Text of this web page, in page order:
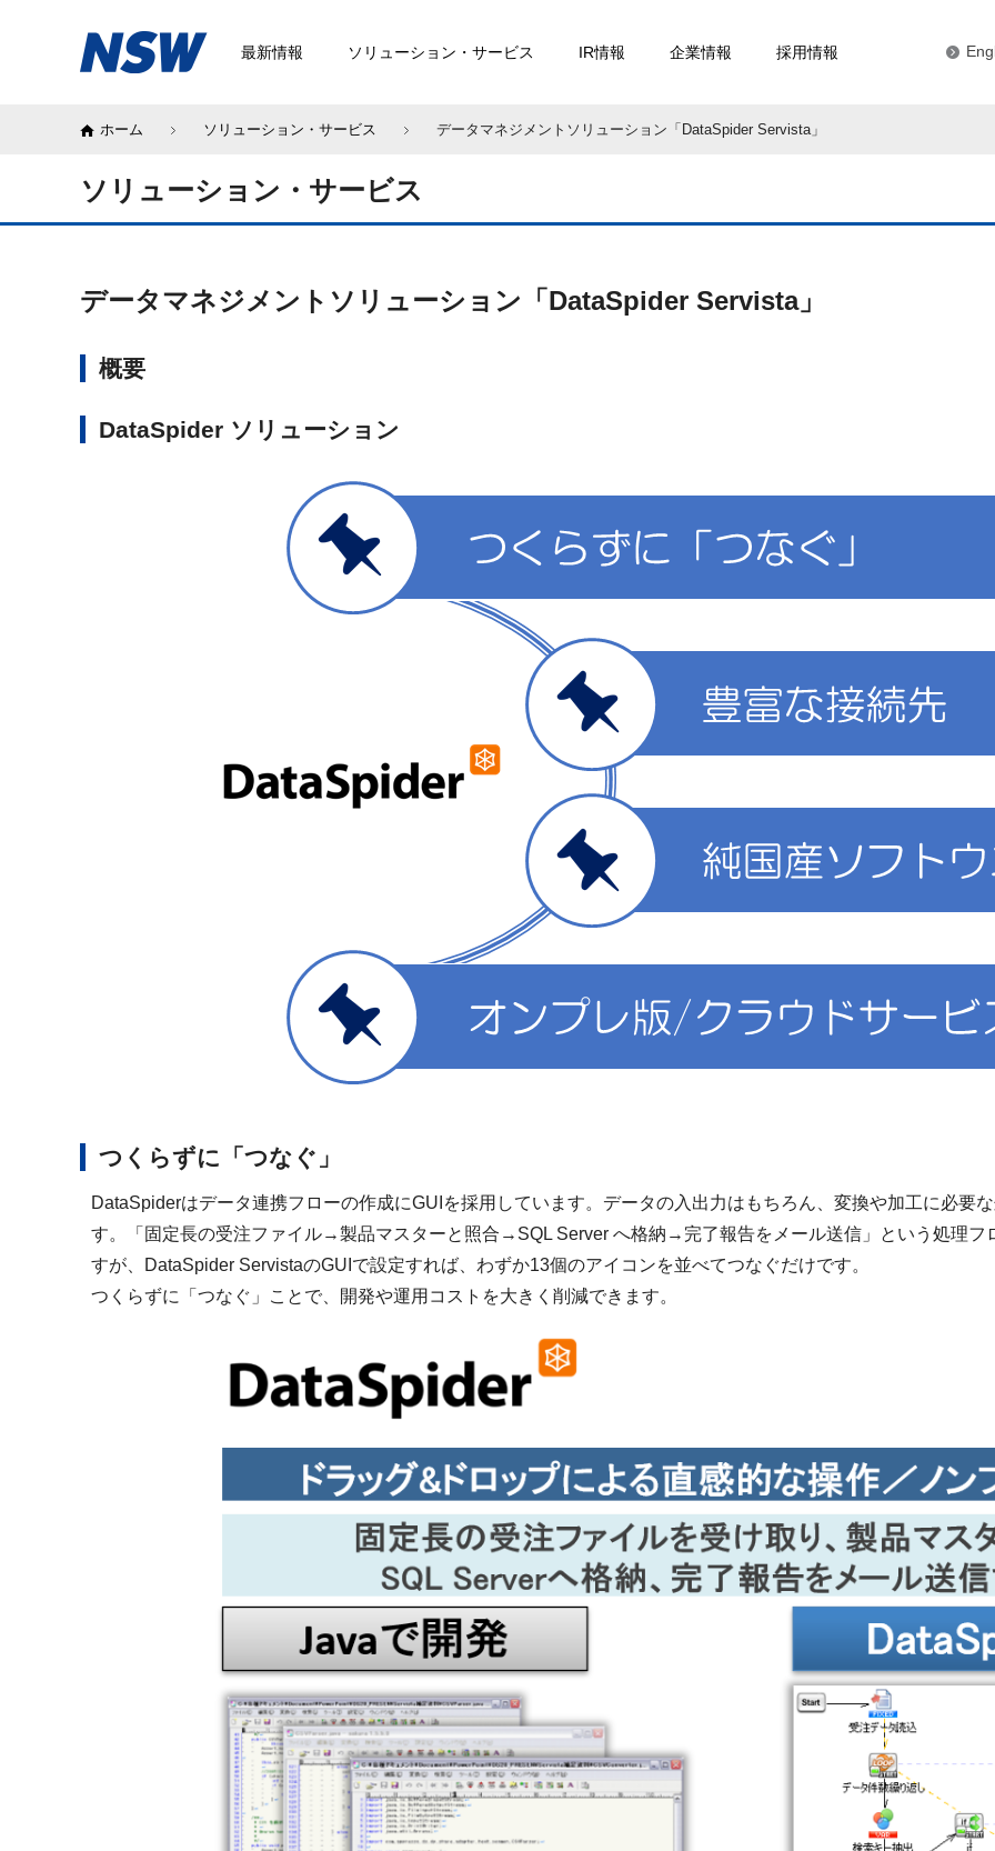
最新情報 ソリューション・サービス IR情報 企業情報 採用情報
ホーム ソリューション・サービス データマネジメントソリューション「DataSpider Servista」
ソリューション・サービス
データマネジメントソリューション「DataSpider Servista」
概要
DataSpider ソリューション
つくらずに「つなぐ」
DataSpiderはデータ連携フローの作成にGUIを採用しています。データの入出力はもちろん、変換や加工に必要
す。「固定長の受注ファイル→製品マスターと照合→SQL Server へ格納→完了報告をメール送信」という処理フ
すが、DataSpider ServistaのGUIで設定すれば、わずか13個のアイコンを並べてつなぐだけです。
つくらずに「つなぐ」ことで、開発や運用コストを大きく削減できます。